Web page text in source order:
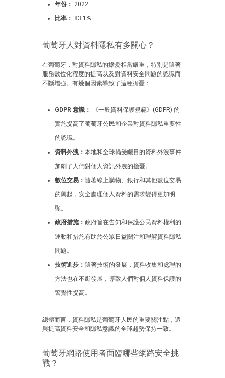
年份： 2022
比率： 83.1%
葡萄牙人對資料隱私有多關心？
在葡萄牙，對資料隱私的擔憂相當嚴重，特別是隨著
服務數位化程度的提高以及對資料安全問題的認識而
不斷增強。有幾個因素導致了這種擔憂：
GDPR 意識：
《一般資料保護規範》(GDPR) 的
實施提高了葡萄牙公民和企業對資料隱私重要性
的認識。
資料外洩： 本地和全球備受矚目的資料外洩事件
加劇了人們對個人資訊外洩的擔憂。
數位交易： 隨著線上購物、銀行和其他數位交易
的興起，安全處理個人資料的需求變得更加明
顯。
政府措施： 政府旨在告知和保護公民資料權利的
運動和措施有助於公眾日益關注和理解資料隱私
問題。
技術進步： 隨著技術的發展，資料收集和處理的
方法也在不斷發展，導致人們對個人資料保護的
警覺性提高。
總體而言，資料隱私是葡萄牙人民的重要關注點，這
與提高資料安全和隱私意識的全球趨勢保持一致。
葡萄牙網路使用者面臨哪些網路安全挑
戰？